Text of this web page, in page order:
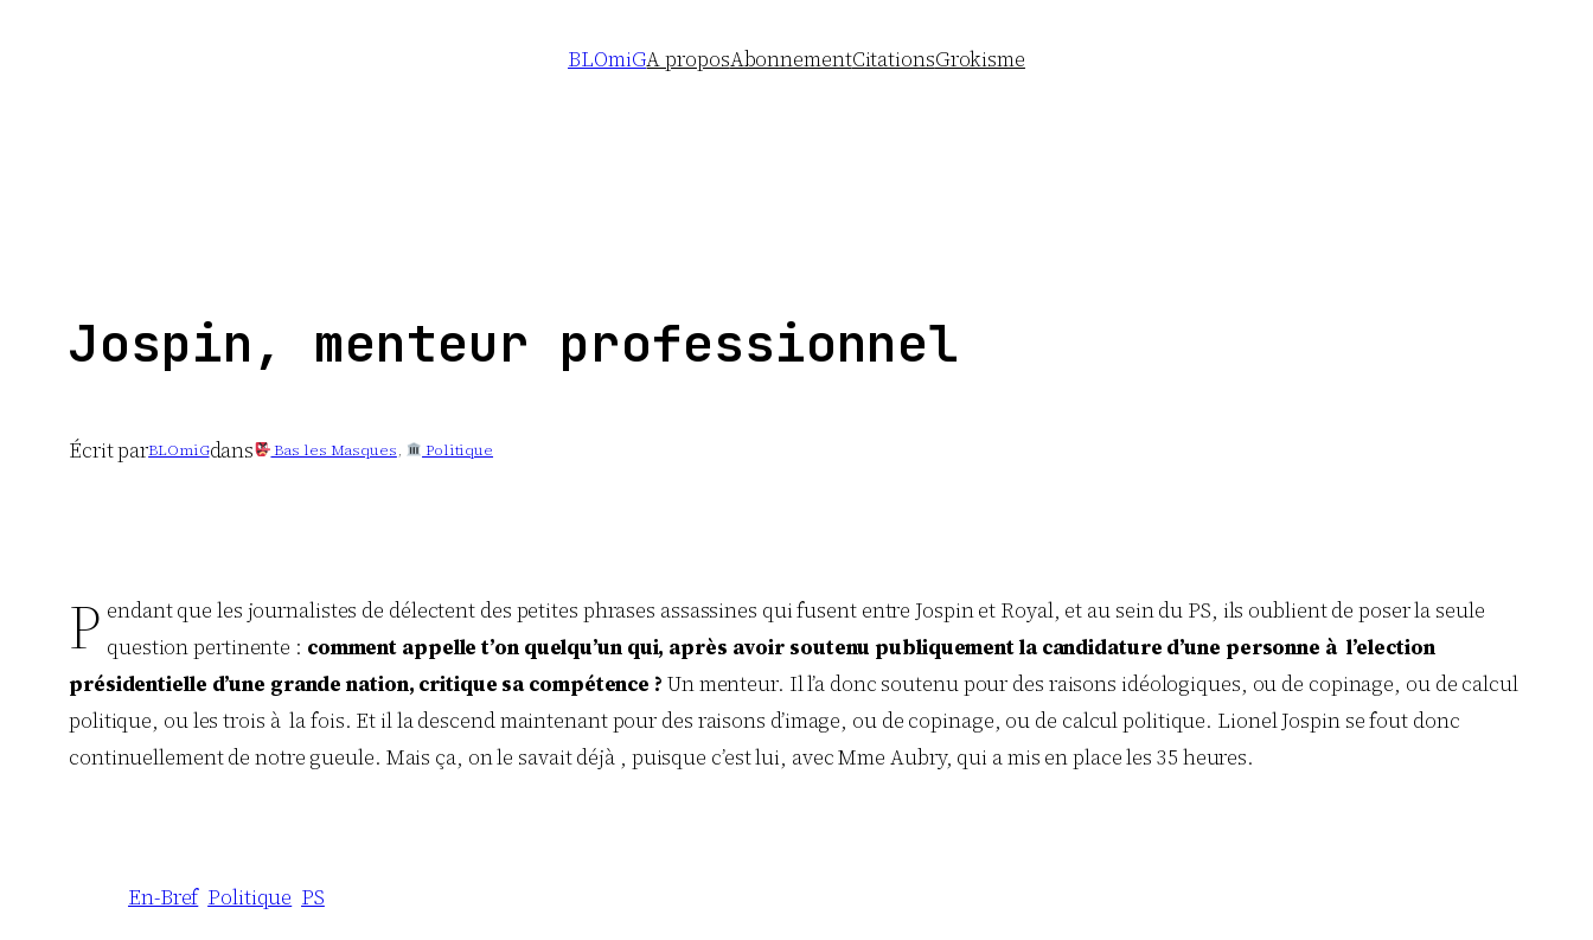
BLOmiGA proposAbonnementCitationsGrokisme
Jospin, menteur professionnel
Écrit parBLOmiGdans Bas les Masques, Politique
P endant que les journalistes de délectent des petites phrases assassines qui fusent entre Jospin et Royal, et au sein du PS, ils oublient de poser la seule
question pertinente : comment appelle t’on quelqu’un qui, après avoir soutenu publiquement la candidature d’une personne à l’election
présidentielle d’une grande nation, critique sa compétence ? Un menteur. Il l’a donc soutenu pour des raisons idéologiques, ou de copinage, ou de calcul
politique, ou les trois à la fois. Et il la descend maintenant pour des raisons d’image, ou de copinage, ou de calcul politique. Lionel Jospin se fout donc
continuellement de notre gueule. Mais ça, on le savait déjà , puisque c’est lui, avec Mme Aubry, qui a mis en place les 35 heures.
En-Bref Politique PS